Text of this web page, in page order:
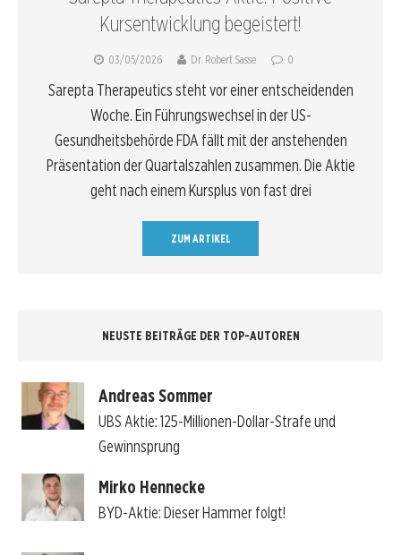
Kursentwicklung begeistert!
03/05/2026 Dr. Robert Sasse 0
Sarepta Therapeutics steht vor einer entscheidenden
Woche. Ein Führungswechsel in der US-
Gesundheitsbehörde FDA fällt mit der anstehenden
Präsentation der Quartalszahlen zusammen. Die Aktie
geht nach einem Kursplus von fast drei
ZUM ARTIKEL
NEUSTE BEITRÄGE DER TOP-AUTOREN
Andreas Sommer
UBS Aktie: 125-Millionen-Dollar-Strafe und
Gewinnsprung
Mirko Hennecke
BYD-Aktie: Dieser Hammer folgt!